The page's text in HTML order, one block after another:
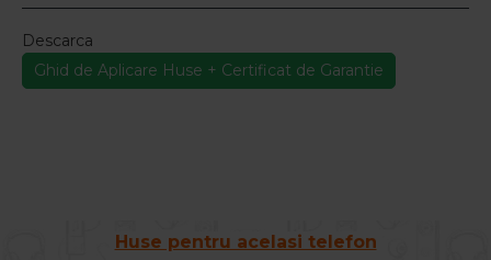
Descarca
Ghid de Aplicare Huse + Certificat de Garantie
Huse pentru acelasi telefon